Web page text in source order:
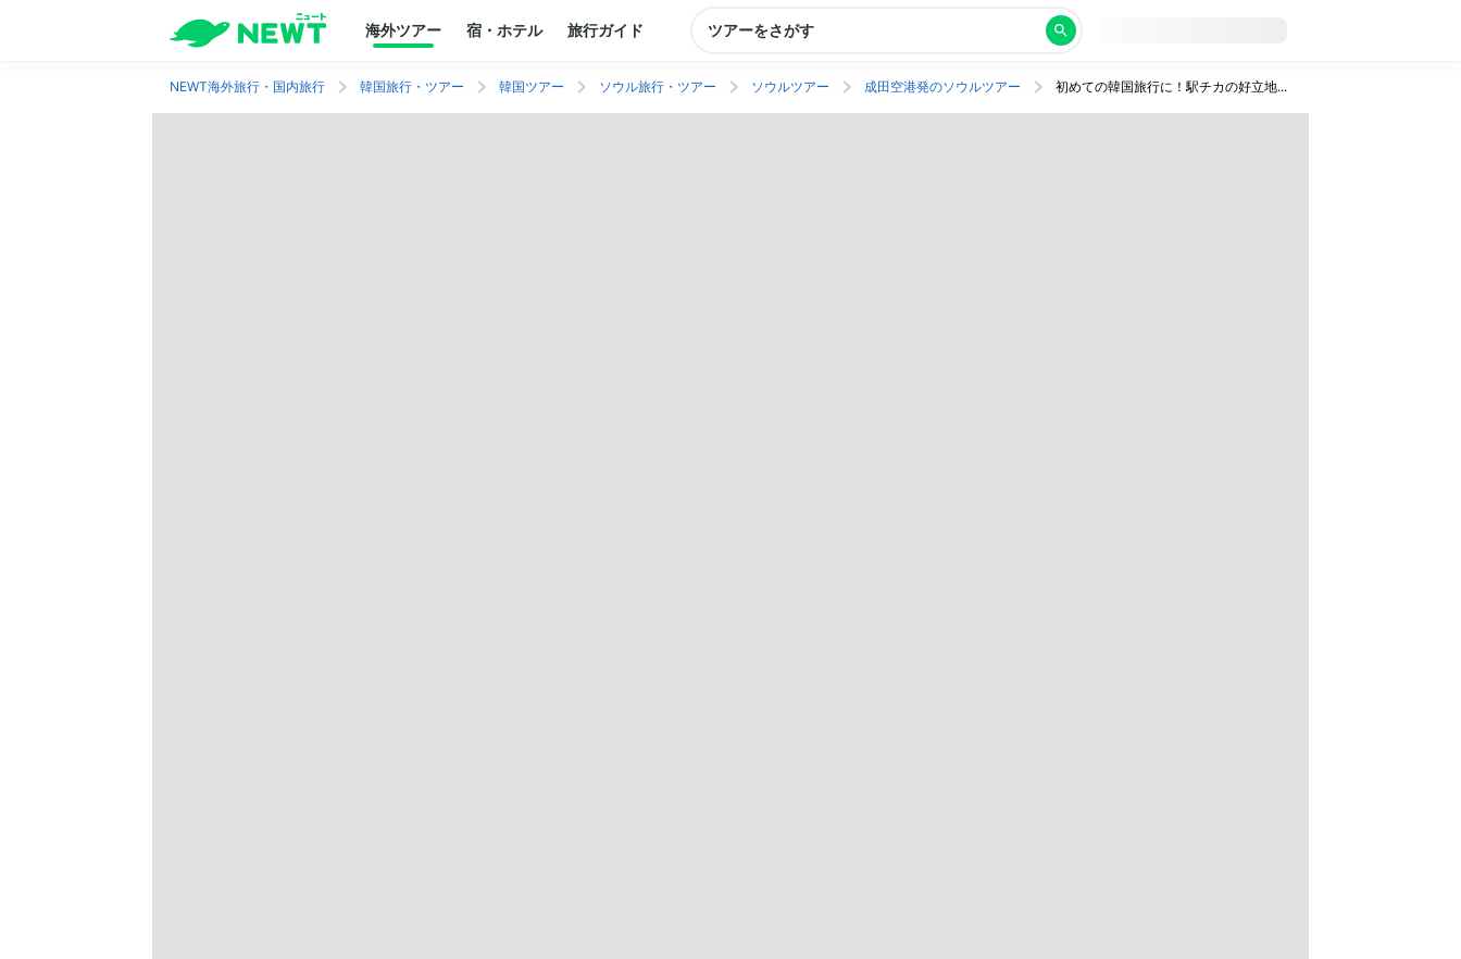
海外ツアー 宿・ホテル 旅行ガイド ツアーをさがす
NEWT海外旅行・国内旅行 韓国旅行・ツアー 韓国ツアー ソウル旅行・ツアー ソウルツアー 成田空港発のソウルツアー 初めての韓国旅行に！駅チカの好立地ホテルで充実ソウル旅。行きは夜発、帰りは朝発